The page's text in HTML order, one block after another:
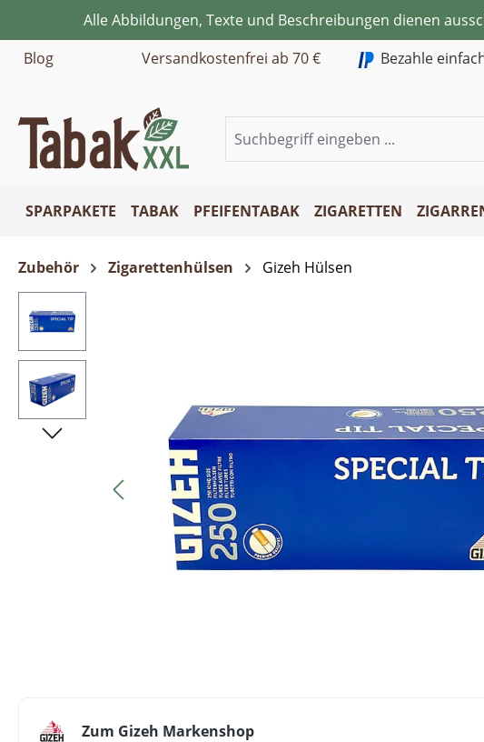
Hauptinhalt springen
Zur Suche springen
Zur Hauptnavigation springen
Alle Abbildungen, Texte und Beschreibungen dienen
Blog
Versandkostenfrei ab 70 € Bezahle
SPARPAKETE TABAK PFEIFENTABAK ZIGARETTEN
Zubehör Zigarettenhülsen Gizeh Hülsen
Zum Gizeh Markenshop